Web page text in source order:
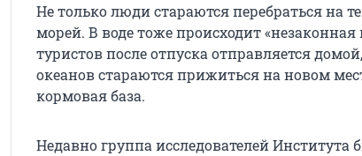
Не только люди стараются перебраться на
морей. В воде тоже происходит
туристов после отпуска отправляется
океанов стараются прижиться на новом
кормовая база.
Недавно группа исследователей